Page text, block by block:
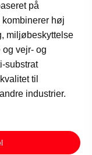
på
høj
miljøbeskyttelse
og vejr- og
substrat
til
industrier.